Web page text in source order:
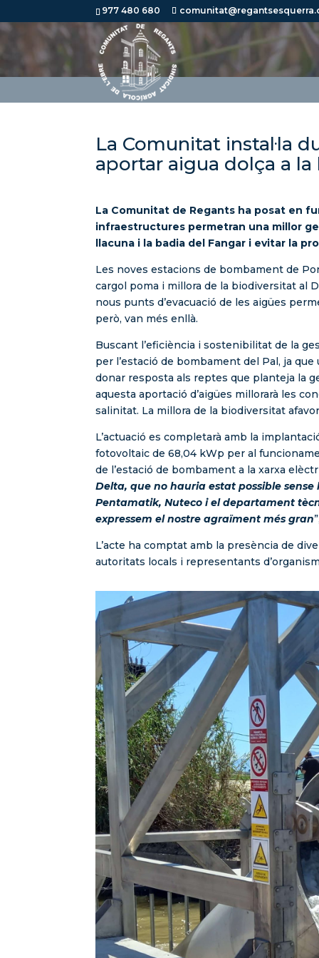
977 480 680
La Comunitat instal·la
aportar aigua dolça a
La Comunitat de Regants ha posat en
infraestructures permetran una millor
llacuna i la badia del Fangar i evitar la
Les noves estacions de bombament de
cargol poma i millora de la biodiversitat al
nous punts d’evacuació de les aigües
però, van més enllà.
Buscant l’eficiència i sostenibilitat de la
per l’estació de bombament del Pal, ja
donar resposta als reptes que planteja la
aquesta aportació d’aigües millorarà les
salinitat. La millora de la biodiversitat
L’actuació es completarà amb la
fotovoltaic de 68,04 kWp per al
de l’estació de bombament a la xarxa
Delta, que no hauria estat possible sense
Pentamatik, Nuteco i el departament
expressem el nostre agraïment més gran
L’acte ha comptat amb la presència de
autoritats locals i representants